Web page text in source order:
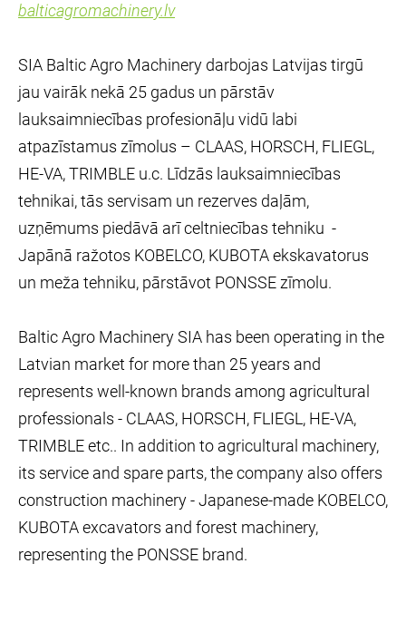
balticagromachinery.lv
SIA Baltic Agro Machinery darbojas Latvijas tirgū
jau vairāk nekā 25 gadus un pārstāv
lauksaimniecības profesionāļu vidū labi
atpazīstamus zīmolus – CLAAS, HORSCH, FLIEGL,
HE-VA, TRIMBLE u.c. Līdzās lauksaimniecības
tehnikai, tās servisam un rezerves daļām,
uzņēmums piedāvā arī celtniecības tehniku -
Japānā ražotos KOBELCO, KUBOTA ekskavatorus
un meža tehniku, pārstāvot PONSSE zīmolu.
Baltic Agro Machinery SIA has been operating in the
Latvian market for more than 25 years and
represents well-known brands among agricultural
professionals - CLAAS, HORSCH, FLIEGL, HE-VA,
TRIMBLE etc.. In addition to agricultural machinery,
its service and spare parts, the company also offers
construction machinery - Japanese-made KOBELCO,
KUBOTA excavators and forest machinery,
representing the PONSSE brand.